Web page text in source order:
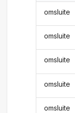
omsluite
omsluite
omsluite
omsluite
omsluite